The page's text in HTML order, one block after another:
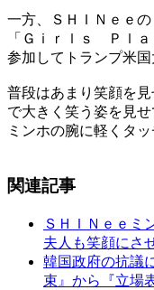
一方、ＳＨＩＮｅｅ
「Ｇｉｒｌｓ Ｐｌ
参加してトランプ米国
普段はあまり笑顔を
で大きく笑う姿を見
ミンホの腕に軽くタ
関連記事
ＳＨＩＮｅｅミ
夫人も笑顔にさ
韓国政府の抗議
束』から『立場